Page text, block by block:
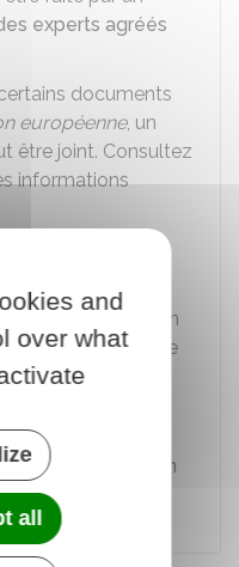
experts agréés
documents
européenne, un
être joint. Consultez
informations
doivent
être acceptés en
de l'ambassade
étranger en
and
over what
all